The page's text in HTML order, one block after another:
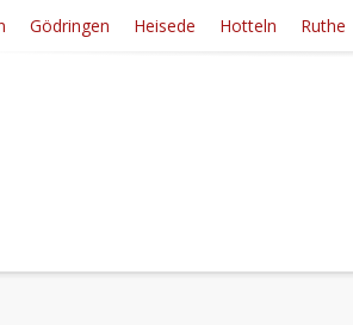
Gödringen Heisede Hotteln Ruthe